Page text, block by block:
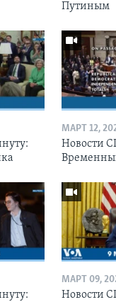
Путиным
МАРТ 12,
Новости
МАРТ 09,
Новости